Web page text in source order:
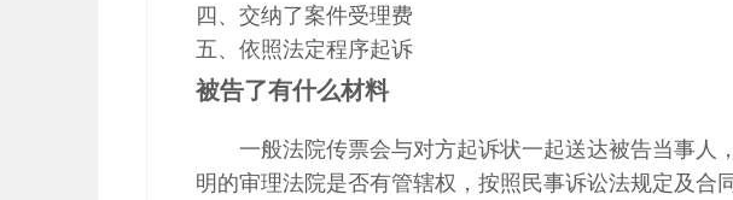
四、交纳了案件受理费
五、依照法定程序起诉
被告了有什么材料
一般法院传票会与对方起诉状一起送达被告当事人
明的审理法院是否有管辖权，按照民事诉讼法规定及合